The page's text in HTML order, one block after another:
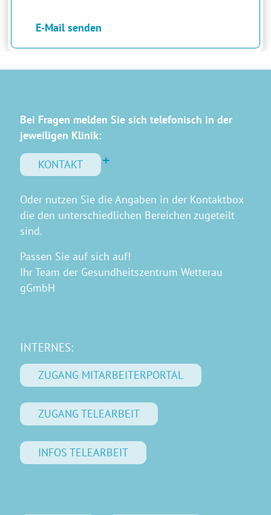
E-Mail senden
Bei Fragen melden Sie sich telefonisch in der
jeweiligen Klinik:
KONTAKT
Oder nutzen Sie die Angaben in der Kontaktbox
die den unterschiedlichen Bereichen zugeteilt
sind.
Passen Sie auf sich auf!
Ihr Team der Gesundheitszentrum Wetterau
gGmbH
INTERNES:
ZUGANG MITARBEITERPORTAL
ZUGANG TELEARBEIT
INFOS TELEARBEIT